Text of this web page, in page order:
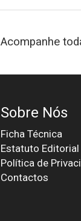
Acompanhe
Sobre Nós
Ficha Técnica
Estatuto Editorial
Política de
Contactos